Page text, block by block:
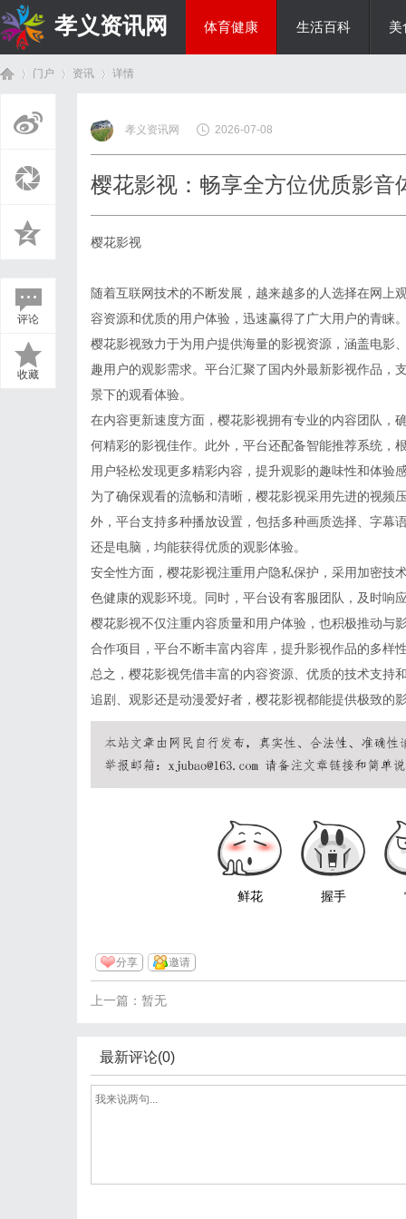
孝义资讯网 体育健康 生活百科 美
门户 资讯
›
详情
评论
收藏
孝义资讯网 2026-07-08
樱花影视：畅享全方位优质影音
樱花影视
随着互联网技术的不断发展，越来越多的人选择在网上
容资源和优质的用户体验，迅速赢得了广大用户的青睐
樱花影视致力于为用户提供海量的影视资源，涵盖电影
趣用户的观影需求。平台汇聚了国内外最新影视作品，
景下的观看体验。
在内容更新速度方面，樱花影视拥有专业的内容团队，
何精彩的影视佳作。此外，平台还配备智能推荐系统，
用户轻松发现更多精彩内容，提升观影的趣味性和体验
为了确保观看的流畅和清晰，樱花影视采用先进的视频
外，平台支持多种播放设置，包括多种画质选择、字幕
还是电脑，均能获得优质的观影体验。
安全性方面，樱花影视注重用户隐私保护，采用加密技
色健康的观影环境。同时，平台设有客服团队，及时响
樱花影视不仅注重内容质量和用户体验，也积极推动与
合作项目，平台不断丰富内容库，提升影视作品的多样
总之，樱花影视凭借丰富的内容资源、优质的技术支持
追剧、观影还是动漫爱好者，樱花影视都能提供极致的
鲜花 握手
分享 邀请
上一篇：暂无
最新评论(0)